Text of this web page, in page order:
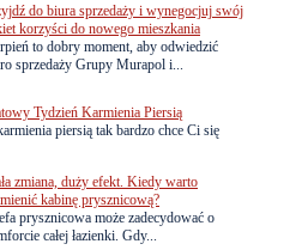
do biura sprzedaży i wynegocjuj swój
korzyści do nowego mieszkania
to dobry moment, aby odwiedzić
sprzedaży Grupy Murapol i...
Tydzień Karmienia Piersią
piersią tak bardzo chce Ci się
zmiana, duży efekt. Kiedy warto
kabinę prysznicową?
prysznicowa może zadecydować o
całej łazienki. Gdy...